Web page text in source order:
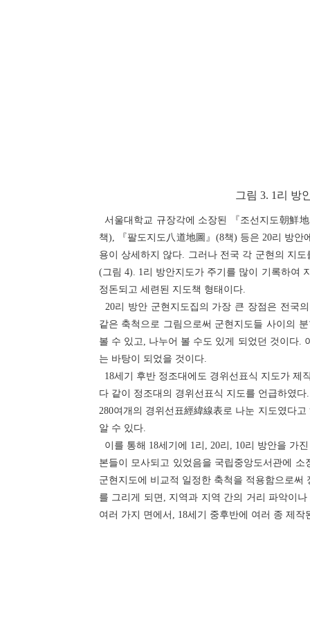
그림 3. 1리 방
서울대학교 규장각에 소장된 『조선지도朝鮮
책), 『팔도지도八道地圖』(8책) 등은 20리 방
용이 상세하지 않다. 그러나 전국 각 군현의 지
(그림 4). 1리 방안지도가 주기를 많이 기록하여
정돈되고 세련된 지도책 형태이다.
20리 방안 군현지도집의 가장 큰 장점은 전국
같은 축척으로 그림으로써 군현지도들 사이의
볼 수 있고, 나누어 볼 수도 있게 되었던 것이다.
는 바탕이 되었을 것이다.
18세기 후반 정조대에도 경위선표식 지도가 제
다 같이 정조대의 경위선표식 지도를 언급하였
280여개의 경위선표經緯線表로 나눈 지도였다
알 수 있다.
이를 통해 18세기에 1리, 20리, 10리 방안을 가
본들이 모사되고 있었음을 국립중앙도서관에
군현지도에 비교적 일정한 축척을 적용함으로
를 그리게 되면, 지역과 지역 간의 거리 파악이
여러 가지 면에서, 18세기 중후반에 여러 종 제